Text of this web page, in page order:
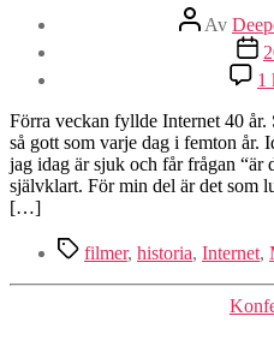
Av
1
Förra veckan fyllde Internet 40
så gott som varje dag i femton år.
jag idag är sjuk och får frågan “är
självklart. För min del är det som
[…]
Etiketter
filmer, historia, Internet,